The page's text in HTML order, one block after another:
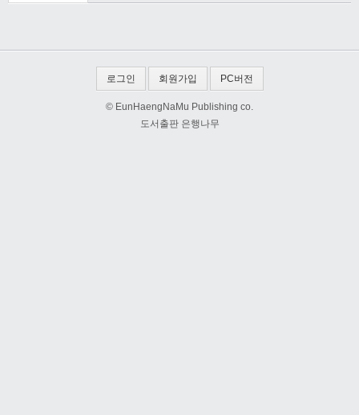
로그인 회원가입 PC버전
© EunHaengNaMu Publishing co.
도서출판 은행나무